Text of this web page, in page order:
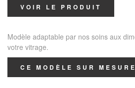
VOIR LE PRODUIT
Modèle adaptable par nos soins aux
votre vitrage.
CE MODÈLE SUR MESURE